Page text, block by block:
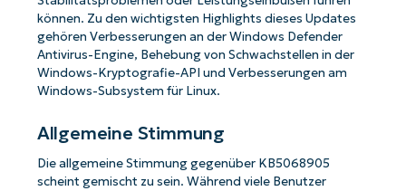
können. Zu den wichtigsten Highlights dieses Updates
gehören Verbesserungen an der Windows Defender
Antivirus-Engine, Behebung von Schwachstellen in der
Windows-Kryptografie-API und Verbesserungen am
Windows-Subsystem für Linux.
Allgemeine Stimmung
Die allgemeine Stimmung gegenüber KB5068905
scheint gemischt zu sein. Während viele Benutzer